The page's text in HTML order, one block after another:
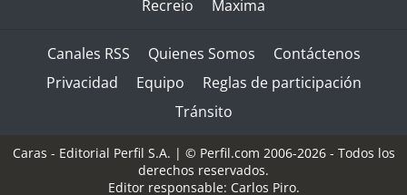
Recreio
Maxima
Canales RSS Quienes Somos
Contáctenos
Privacidad
Equipo
Reglas de participación
Tránsito
Caras - Editorial Perfil S.A. | © Perfil.com 2006-2026 - Todos los
derechos reservados.
Editor responsable: Carlos Piro.